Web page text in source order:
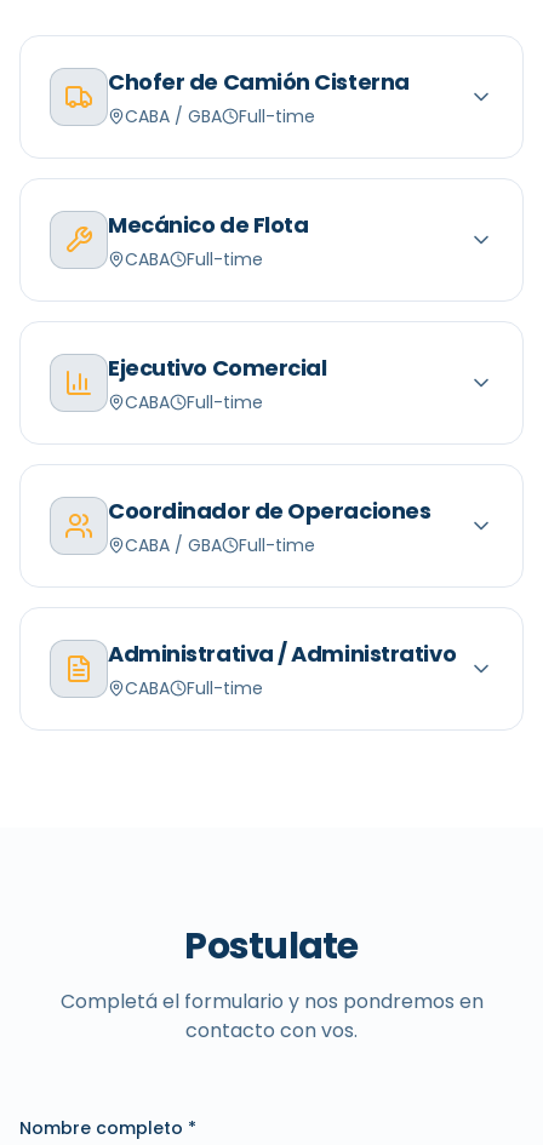
Chofer de Camión Cisterna
CABA / GBA Full-time
Mecánico de Flota
CABA Full-time
Ejecutivo Comercial
CABA Full-time
Coordinador de Operaciones
CABA / GBA Full-time
Administrativa / Administrativo
CABA Full-time
Postulate
Completá el formulario y nos pondremos en
contacto con vos.
Nombre completo *